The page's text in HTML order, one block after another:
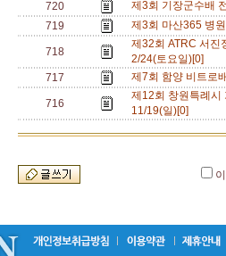
720
제3회 기장군수배
719
제3회 마산365 병
718
제32회 ATRC 서진
2/24(토요일)[0]
717
제7회 함양 비트로
716
제12회 창원특례시
11/19(일)[0]